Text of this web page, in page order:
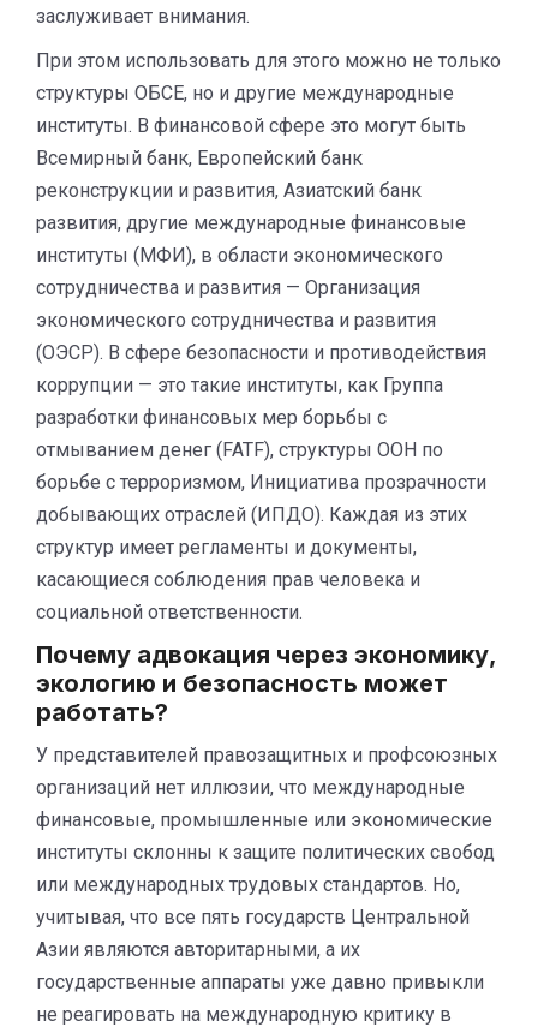
заслуживает внимания.
При этом использовать для этого можно не только
структуры ОБСЕ, но и другие международные
институты. В финансовой сфере это могут быть
Всемирный банк, Европейский банк
реконструкции и развития, Азиатский банк
развития, другие международные финансовые
институты (МФИ), в области экономического
сотрудничества и развития — Организация
экономического сотрудничества и развития
(ОЭСР). В сфере безопасности и противодействия
коррупции — это такие институты, как Группа
разработки финансовых мер борьбы с
отмыванием денег (FATF), структуры ООН по
борьбе с терроризмом, Инициатива прозрачности
добывающих отраслей (ИПДО). Каждая из этих
структур имеет регламенты и документы,
касающиеся соблюдения прав человека и
социальной ответственности.
Почему адвокация через экономику,
экологию и безопасность может
работать?
У представителей правозащитных и профсоюзных
организаций нет иллюзии, что международные
финансовые, промышленные или экономические
институты склонны к защите политических свобод
или международных трудовых стандартов. Но,
учитывая, что все пять государств Центральной
Азии являются авторитарными, а их
государственные аппараты уже давно привыкли
не реагировать на международную критику в